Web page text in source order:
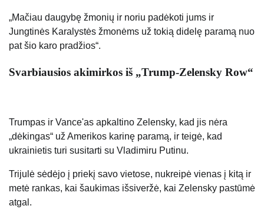
„Mačiau daugybę žmonių ir noriu padėkoti jums ir
Jungtinės Karalystės žmonėms už tokią didelę paramą nuo
pat šio karo pradžios“.
Svarbiausios akimirkos iš „Trump-Zelensky Row“
Trumpas ir Vance'as apkaltino Zelensky, kad jis nėra
„dėkingas“ už Amerikos karinę paramą, ir teigė, kad
ukrainietis turi susitarti su Vladimiru Putinu.
Trijulė sėdėjo į priekį savo vietose, nukreipė vienas į kitą ir
metė rankas, kai šaukimas išsiveržė, kai Zelensky pastūmė
atgal.